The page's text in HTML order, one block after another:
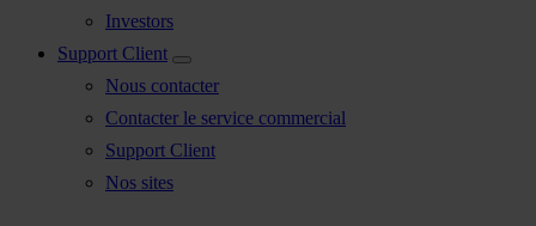
Investors
Support Client
Nous contacter
Contacter le service commercial
Support Client
Nos sites